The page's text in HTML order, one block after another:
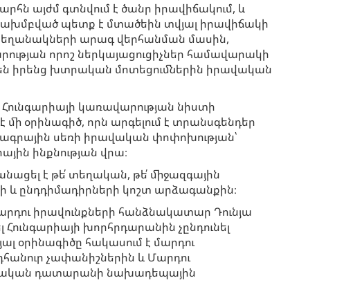
այժմ գտնվում է ծանր իրավիճակում, և
պետք է մտածեին տվյալ իրավիճակի
եղանակների արագ վերհանման մասին,
որոշ ներկայացուցիչներ համավարակի
իրենց խտրական մոտեցումներին իրավական
կառավարության նիստի
օրինագիծ, որն արգելում է տրանսգենդեր
սեռի իրավական փոփոխության՝
ինքնության վրա։
է թե՛ տեղական, թե՛ միջազգային
ընդդիմադիրների կոշտ արձագանքին։
իրավունքների հանձնակատար Դունյա
Հունգարիայի խորհրդարանին չընդունել
օրինագիծը հակասում է մարդու
չափանիշներին և Մարդու
դատարանի նախադեպային